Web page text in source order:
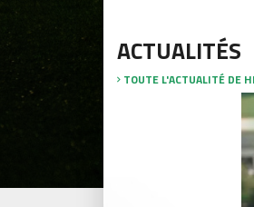
ACTUALITÉS
TOUTE L'ACTUALITÉ DE